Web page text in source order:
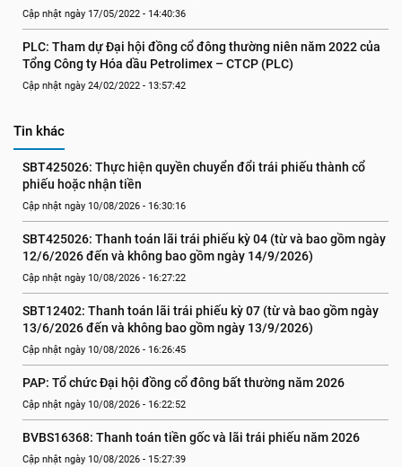
Cập nhật ngày 17/05/2022 - 14:40:36
PLC: Tham dự Đại hội đồng cổ đông thường niên năm 2022 của
Tổng Công ty Hóa dầu Petrolimex – CTCP (PLC)
Cập nhật ngày 24/02/2022 - 13:57:42
Tin khác
SBT425026: Thực hiện quyền chuyển đổi trái phiếu thành cổ
phiếu hoặc nhận tiền
Cập nhật ngày 10/08/2026 - 16:30:16
SBT425026: Thanh toán lãi trái phiếu kỳ 04 (từ và bao gồm ngày
12/6/2026 đến và không bao gồm ngày 14/9/2026)
Cập nhật ngày 10/08/2026 - 16:27:22
SBT12402: Thanh toán lãi trái phiếu kỳ 07 (từ và bao gồm ngày
13/6/2026 đến và không bao gồm ngày 13/9/2026)
Cập nhật ngày 10/08/2026 - 16:26:45
PAP: Tổ chức Đại hội đồng cổ đông bất thường năm 2026
Cập nhật ngày 10/08/2026 - 16:22:52
BVBS16368: Thanh toán tiền gốc và lãi trái phiếu năm 2026
Cập nhật ngày 10/08/2026 - 15:27:39